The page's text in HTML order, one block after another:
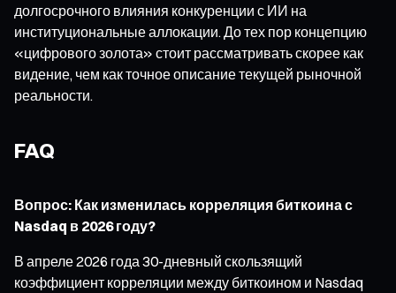
долгосрочного влияния конкуренции с ИИ на
институциональные аллокации. До тех пор концепцию
«цифрового золота» стоит рассматривать скорее как
видение, чем как точное описание текущей рыночной
реальности.
FAQ
Вопрос: Как изменилась корреляция биткоина с
Nasdaq в 2026 году?
В апреле 2026 года 30-дневный скользящий
коэффициент корреляции между биткоином и Nasdaq